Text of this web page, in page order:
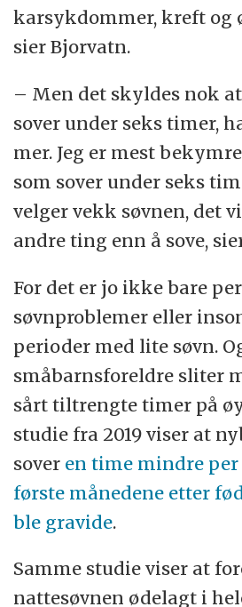
karsykdommer, kreft og
sier Bjorvatn.
– Men det skyldes nok
sover under seks timer,
mer. Jeg er mest
som sover under seks
velger vekk søvnen, det
andre ting enn å sove,
For det er jo ikke bare
søvnproblemer eller
perioder med lite søvn.
småbarnsforeldre sliter
sårt tiltrengte timer på
studie fra 2019 viser at
sover en time mindre
første månedene etter
ble gravide.
Samme studie viser at
nattesøvnen ødelagt i